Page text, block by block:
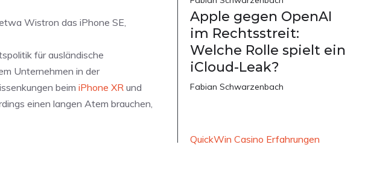
Wistron das iPhone SE,
für ausländische
Unternehmen in der
beim iPhone XR und
einen langen Atem brauchen,
Apple gegen OpenAI
im Rechtsstreit:
Welche Rolle spielt ein
iCloud-Leak?
Fabian Schwarzenbach
QuickWin Casino Erfahrungen